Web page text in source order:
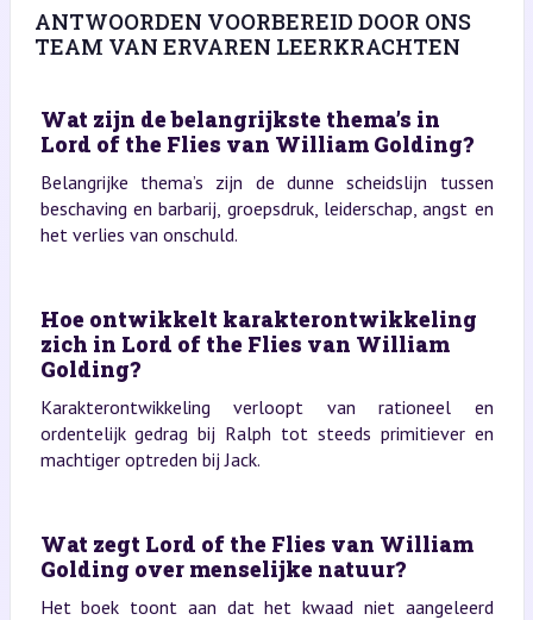
ANTWOORDEN VOORBEREID DOOR ONS
TEAM VAN ERVAREN LEERKRACHTEN
Wat zijn de belangrijkste thema’s in
Lord of the Flies van William Golding?
Belangrijke thema’s zijn de dunne scheidslijn tussen
beschaving en barbarij, groepsdruk, leiderschap, angst en
het verlies van onschuld.
Hoe ontwikkelt karakterontwikkeling
zich in Lord of the Flies van William
Golding?
Karakterontwikkeling verloopt van rationeel en
ordentelijk gedrag bij Ralph tot steeds primitiever en
machtiger optreden bij Jack.
Wat zegt Lord of the Flies van William
Golding over menselijke natuur?
Het boek toont aan dat het kwaad niet aangeleerd